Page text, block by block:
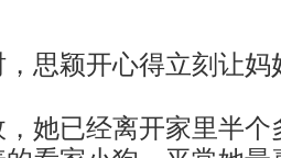
思颖开心得立刻让妈
她已经离开家里半